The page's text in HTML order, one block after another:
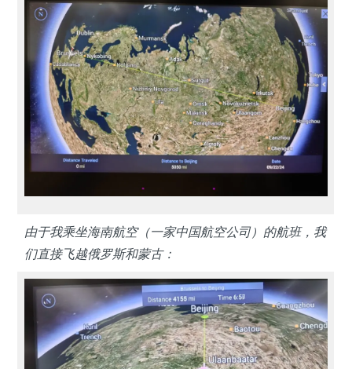
由于我乘坐海南航空（一家中国航空公司）的航班，我
们直接飞越俄罗斯和蒙古：